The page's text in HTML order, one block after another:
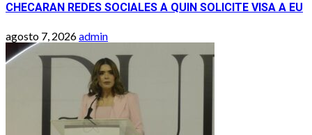
CHECARAN REDES SOCIALES A QUIN SOLICITE VISA A EU
agosto 7, 2026admin